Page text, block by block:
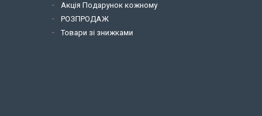
Акція Подарунок кожному
РОЗПРОДАЖ
Товари зі знижками